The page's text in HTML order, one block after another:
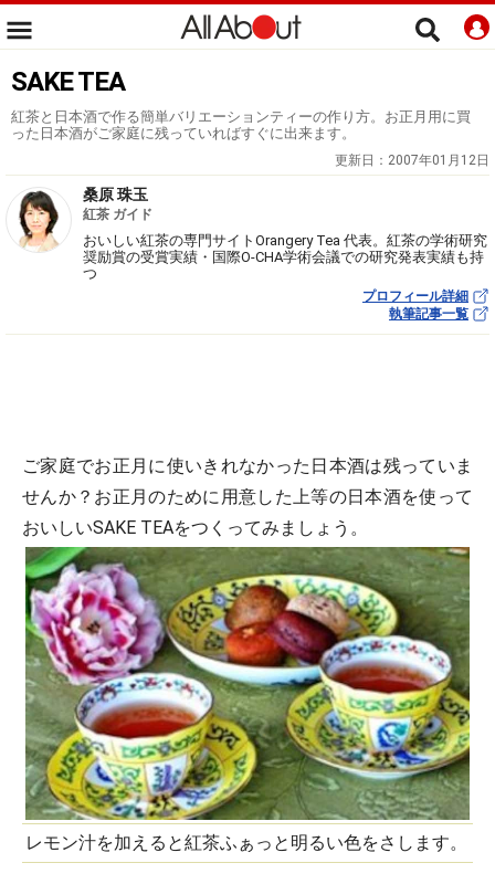
SAKE TEA
紅茶と日本酒で作る簡単バリエーションティーの作り方。お正月用に買
った日本酒がご家庭に残っていればすぐに出来ます。
更新日： 2007年01月12日
桑原 珠玉
紅茶 ガイド
おいしい紅茶の専門サイトOrangery Tea 代表。紅茶の学術研究
奨励賞の受賞実績・国際O-CHA学術会議での研究発表実績も持
つ
プロフィール詳細
執筆記事一覧
ご家庭でお正月に使いきれなかった日本酒は残っていま
せんか？お正月のために用意した上等の日本酒を使って
おいしいSAKE TEAをつくってみましょう。
レモン汁を加えると紅茶ふぁっと明るい色をさします。